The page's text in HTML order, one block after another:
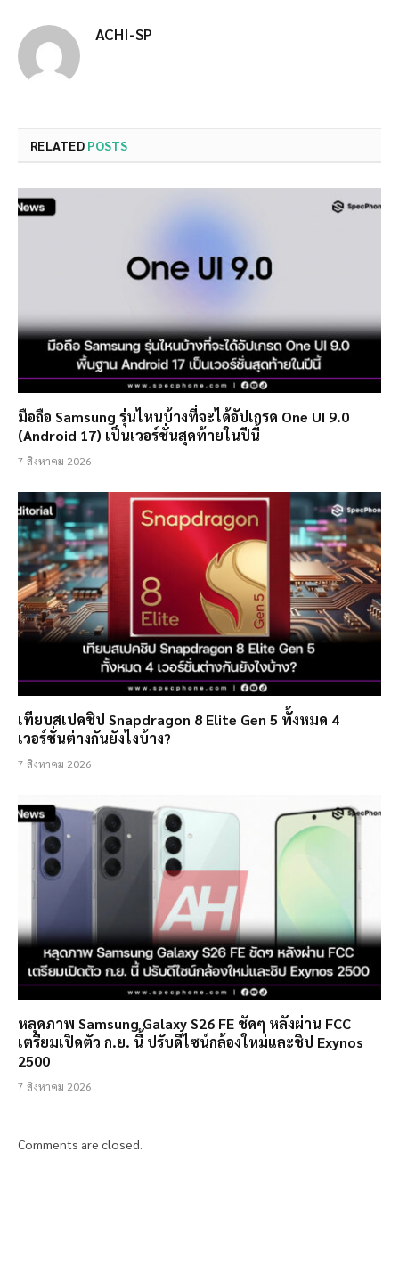
ACHI-SP
RELATED POSTS
มือถือ Samsung รุ่นไหนบ้างที่จะได้อัปเกรด One UI 9.0
(Android 17) เป็นเวอร์ชั่นสุดท้ายในปีนี้
7 สิงหาคม 2026
เทียบสเปคชิป Snapdragon 8 Elite Gen 5 ทั้งหมด 4
เวอร์ชั่นต่างกันยังไงบ้าง?
7 สิงหาคม 2026
หลุดภาพ Samsung Galaxy S26 FE ชัดๆ หลังผ่าน FCC
เตรียมเปิดตัว ก.ย. นี้ ปรับดีไซน์กล้องใหม่และชิป Exynos
2500
7 สิงหาคม 2026
Comments are closed.